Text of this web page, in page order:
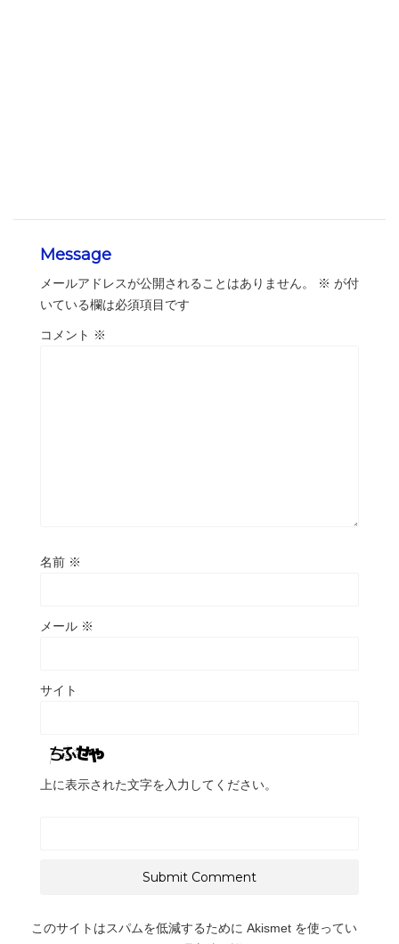
Message
メールアドレスが公開されることはありません。 ※ が付
いている欄は必須項目です
コメント ※
名前 ※
メール ※
サイト
上に表示された文字を入力してください。
このサイトはスパムを低減するために Akismet を使ってい